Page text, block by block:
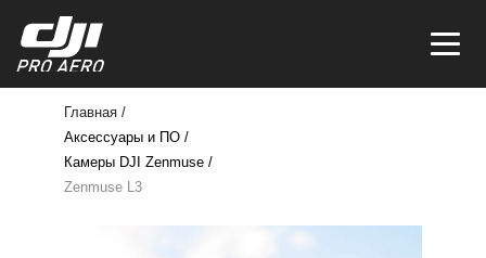
Главная /
Аксессуары и ПО /
Камеры DJI Zenmuse /
Zenmuse L3